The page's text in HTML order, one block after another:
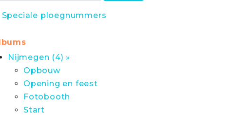
Speciale ploegnummers
Nijmegen (4) »
Opbouw
Opening en feest
Fotobooth
Start